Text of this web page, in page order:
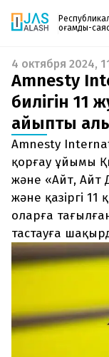
қоғамдық-
Жаңалықтар
Спорт
Live
Руханият
Аймақ
Архив
Заң және
Редакциямен
+7 708 604 51 06
Жарнама бөлімі
+7 701 220 64 52
Пошта
Газетке
PDF форматтағы
поштаңызға
шыққан сәтте сізге
енгізіңіз, біз
4 октября 2024,
Amnesty
билігін 11
айыпты
Amnesty
қорғау ұйымы
және «Айт, Айт
және қазіргі 11
оларға
тастауға